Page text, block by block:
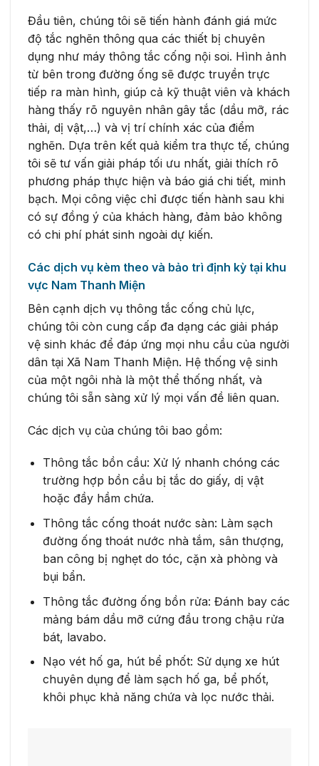
Đầu tiên, chúng tôi sẽ tiến hành đánh giá mức
độ tắc nghẽn thông qua các thiết bị chuyên
dụng như máy thông tắc cống nội soi. Hình ảnh
từ bên trong đường ống sẽ được truyền trực
tiếp ra màn hình, giúp cả kỹ thuật viên và khách
hàng thấy rõ nguyên nhân gây tắc (dầu mỡ, rác
thải, dị vật,…) và vị trí chính xác của điểm
nghẽn. Dựa trên kết quả kiểm tra thực tế, chúng
tôi sẽ tư vấn giải pháp tối ưu nhất, giải thích rõ
phương pháp thực hiện và báo giá chi tiết, minh
bạch. Mọi công việc chỉ được tiến hành sau khi
có sự đồng ý của khách hàng, đảm bảo không
có chi phí phát sinh ngoài dự kiến.
Các dịch vụ kèm theo và bảo trì định kỳ tại khu
vực Nam Thanh Miện
Bên cạnh dịch vụ thông tắc cống chủ lực,
chúng tôi còn cung cấp đa dạng các giải pháp
vệ sinh khác để đáp ứng mọi nhu cầu của người
dân tại Xã Nam Thanh Miện. Hệ thống vệ sinh
của một ngôi nhà là một thể thống nhất, và
chúng tôi sẵn sàng xử lý mọi vấn đề liên quan.
Các dịch vụ của chúng tôi bao gồm:
Thông tắc bồn cầu: Xử lý nhanh chóng các
trường hợp bồn cầu bị tắc do giấy, dị vật
hoặc đầy hầm chứa.
Thông tắc cống thoát nước sàn: Làm sạch
đường ống thoát nước nhà tắm, sân thượng,
ban công bị nghẹt do tóc, cặn xà phòng và
bụi bẩn.
Thông tắc đường ống bồn rửa: Đánh bay các
mảng bám dầu mỡ cứng đầu trong chậu rửa
bát, lavabo.
Nạo vét hố ga, hút bể phốt: Sử dụng xe hút
chuyên dụng để làm sạch hố ga, bể phốt,
khôi phục khả năng chứa và lọc nước thải.